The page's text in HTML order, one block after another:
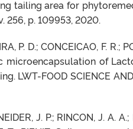
tailing area for
256, p. 109953, 2020.
P. D.; CONCEICAO, F. R.;
microencapsulation of
FOOD SCIENCE AND
J. P.; RINCON, J. A.